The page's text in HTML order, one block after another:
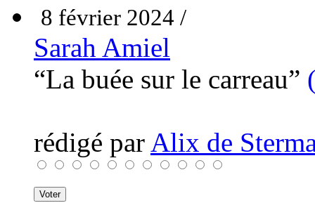
8 février 2024 /
Sarah Amiel
“La buée sur le carreau”
rédigé par Alix de